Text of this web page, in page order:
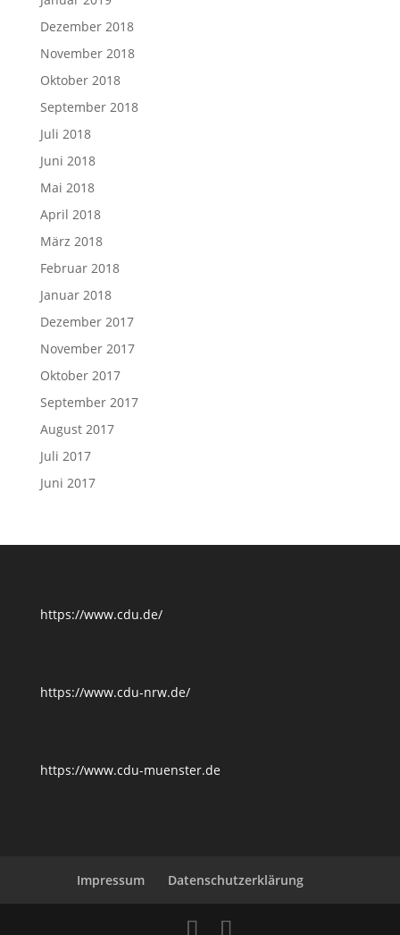
Dezember 2018
November 2018
Oktober 2018
September 2018
Juli 2018
Juni 2018
Mai 2018
April 2018
März 2018
Februar 2018
Januar 2018
Dezember 2017
November 2017
Oktober 2017
September 2017
August 2017
Juli 2017
Juni 2017
https://www.cdu.de/
https://www.cdu-nrw.de/
https://www.cdu-muenster.de
Impressum Datenschutzerklärung